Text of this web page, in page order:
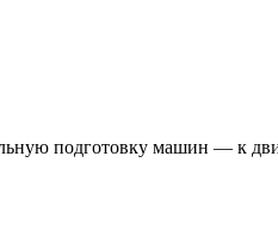
подготовку машин — к